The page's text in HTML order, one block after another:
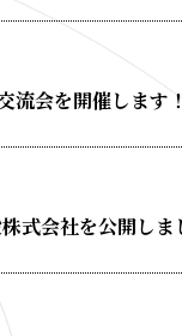
会を開催します
式会社を公開しま